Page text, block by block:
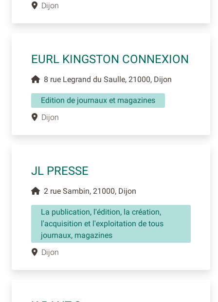
Dijon
EURL KINGSTON CONNEXION
8 rue Legrand du Saulle, 21000, Dijon
Edition de journaux et magazines
Dijon
JL PRESSE
2 rue Sambin, 21000, Dijon
La publication, l'édition, la création,
l'acquisition et l'exploitation de tous
journaux, magazines
Dijon